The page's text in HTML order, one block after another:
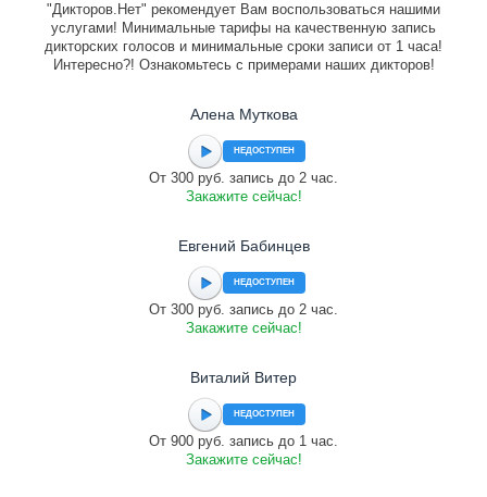
"Дикторов.Нет" рекомендует Вам воспользоваться нашими
услугами! Минимальные тарифы на качественную запись
дикторских голосов и минимальные сроки записи от 1 часа!
Интересно?! Ознакомьтесь с примерами наших дикторов!
Алена Муткова
НЕДОСТУПЕН
От 300 руб. запись до 2 час.
Закажите сейчас!
Евгений Бабинцев
НЕДОСТУПЕН
От 300 руб. запись до 2 час.
Закажите сейчас!
Виталий Витер
НЕДОСТУПЕН
От 900 руб. запись до 1 час.
Закажите сейчас!